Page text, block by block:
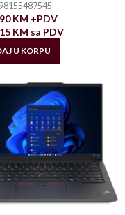
KM +PDV
KM sa PDV
U KORPU